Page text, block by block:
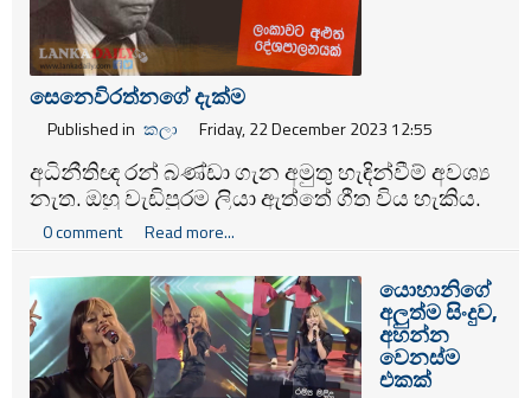
සෙනෙවිරත්නගේ දැක්ම
Published in කලා Friday, 22 December 2023 12:55
අධිනීතිඥ රන් බණ්ඩා ගැන අමුතු හැඳින්වීම් අවශ්‍ය
නැත. ඔහු වැඩිපුරම ලියා ඇත්තේ ගීත විය හැකිය.
එහෙත් ඒ හැම ගීතයකම යටිබිම තුළ නින්නාද වන
පණිවිඩය සමාජය සිසාරා ගියේ ඇතුලාන්තය
දෙදරුම් කවන දැඩි කම්පනයක් ඇති කරමිනි.
උලලේණා ගීත පිටපත කියවා මේකේ කියන්නේ
උලලේණෙක් ගැන නම් නොවේ කියා කපුගේ
ඩී.එස්.දයාරත්නට කීවේ ඉහතින් කියන ඒ කම්පනය
නිසාය.
0 comment Read more...
යොහානිගේ
අලුත්ම සිංදුව,
අහන්න
වෙනස්ම
එකක්